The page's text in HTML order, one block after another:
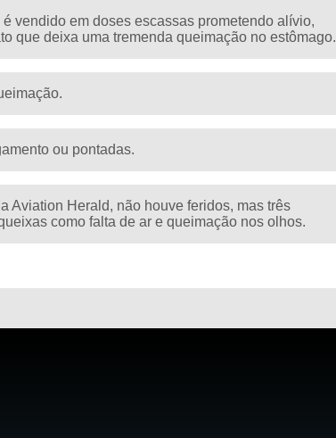
vendido em doses escassas prometendo alívio,
que deixa uma tremenda queimação no estômago.
ou pontadas.
Aviation Herald, não houve feridos, mas três
como falta de ar e queimação nos olhos.